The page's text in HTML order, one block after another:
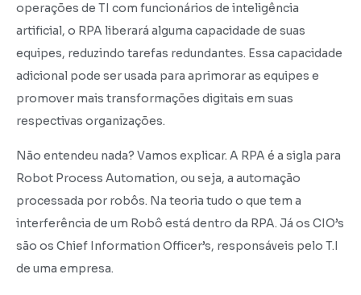
operações de TI com funcionários de inteligência
artificial, o RPA liberará alguma capacidade de suas
equipes, reduzindo tarefas redundantes. Essa capacidade
adicional pode ser usada para aprimorar as equipes e
promover mais transformações digitais em suas
respectivas organizações.
Não entendeu nada? Vamos explicar. A RPA é a sigla para
Robot Process Automation, ou seja, a automação
processada por robôs. Na teoria tudo o que tem a
interferência de um Robô está dentro da RPA. Já os CIO’s
são os Chief Information Officer’s, responsáveis pelo T.I
de uma empresa.